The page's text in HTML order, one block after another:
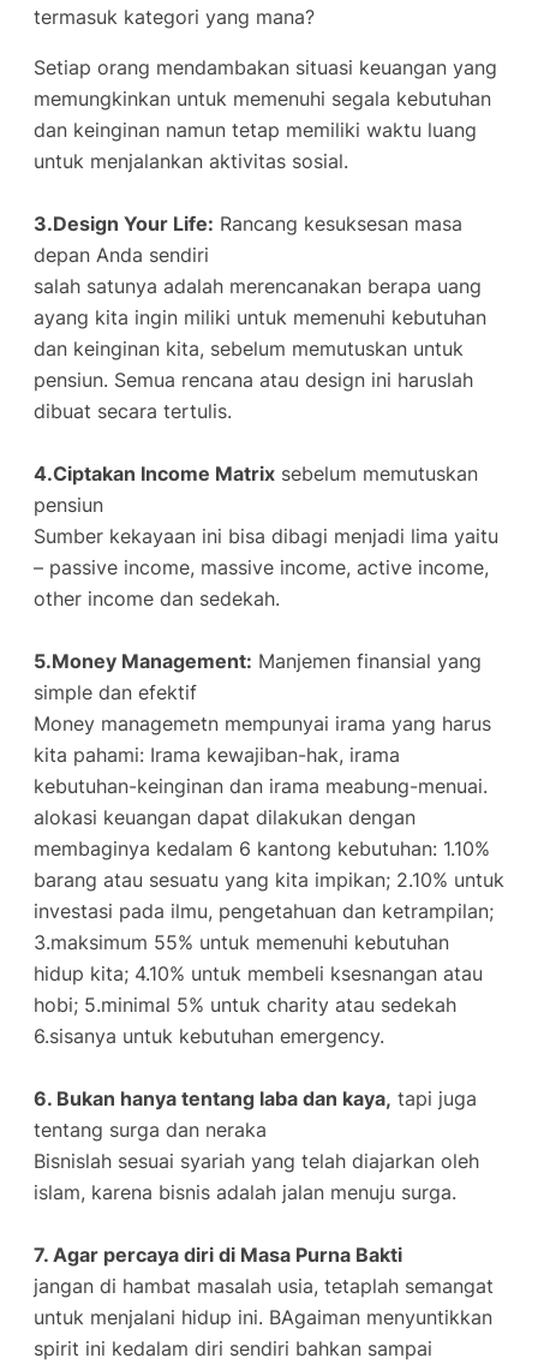
termasuk kategori yang mana?
Setiap orang mendambakan situasi keuangan yang
memungkinkan untuk memenuhi segala kebutuhan
dan keinginan namun tetap memiliki waktu luang
untuk menjalankan aktivitas sosial.
3.Design Your Life: Rancang kesuksesan masa
depan Anda sendiri
salah satunya adalah merencanakan berapa uang
ayang kita ingin miliki untuk memenuhi kebutuhan
dan keinginan kita, sebelum memutuskan untuk
pensiun. Semua rencana atau design ini haruslah
dibuat secara tertulis.
4.Ciptakan Income Matrix sebelum memutuskan
pensiun
Sumber kekayaan ini bisa dibagi menjadi lima yaitu
– passive income, massive income, active income,
other income dan sedekah.
5.Money Management: Manjemen finansial yang
simple dan efektif
Money managemetn mempunyai irama yang harus
kita pahami: Irama kewajiban-hak, irama
kebutuhan-keinginan dan irama meabung-menuai.
alokasi keuangan dapat dilakukan dengan
membaginya kedalam 6 kantong kebutuhan: 1.10%
barang atau sesuatu yang kita impikan; 2.10% untuk
investasi pada ilmu, pengetahuan dan ketrampilan;
3.maksimum 55% untuk memenuhi kebutuhan
hidup kita; 4.10% untuk membeli ksesnangan atau
hobi; 5.minimal 5% untuk charity atau sedekah
6.sisanya untuk kebutuhan emergency.
6. Bukan hanya tentang laba dan kaya, tapi juga
tentang surga dan neraka
Bisnislah sesuai syariah yang telah diajarkan oleh
islam, karena bisnis adalah jalan menuju surga.
7. Agar percaya diri di Masa Purna Bakti
jangan di hambat masalah usia, tetaplah semangat
untuk menjalani hidup ini. BAgaiman menyuntikkan
spirit ini kedalam diri sendiri bahkan sampai